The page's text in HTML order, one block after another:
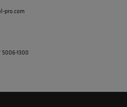
pro.com
1300